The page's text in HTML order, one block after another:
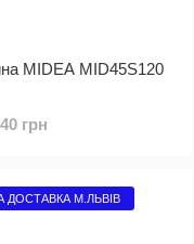
MIDEA MID45S120
грн
М.ЛЬВІВ